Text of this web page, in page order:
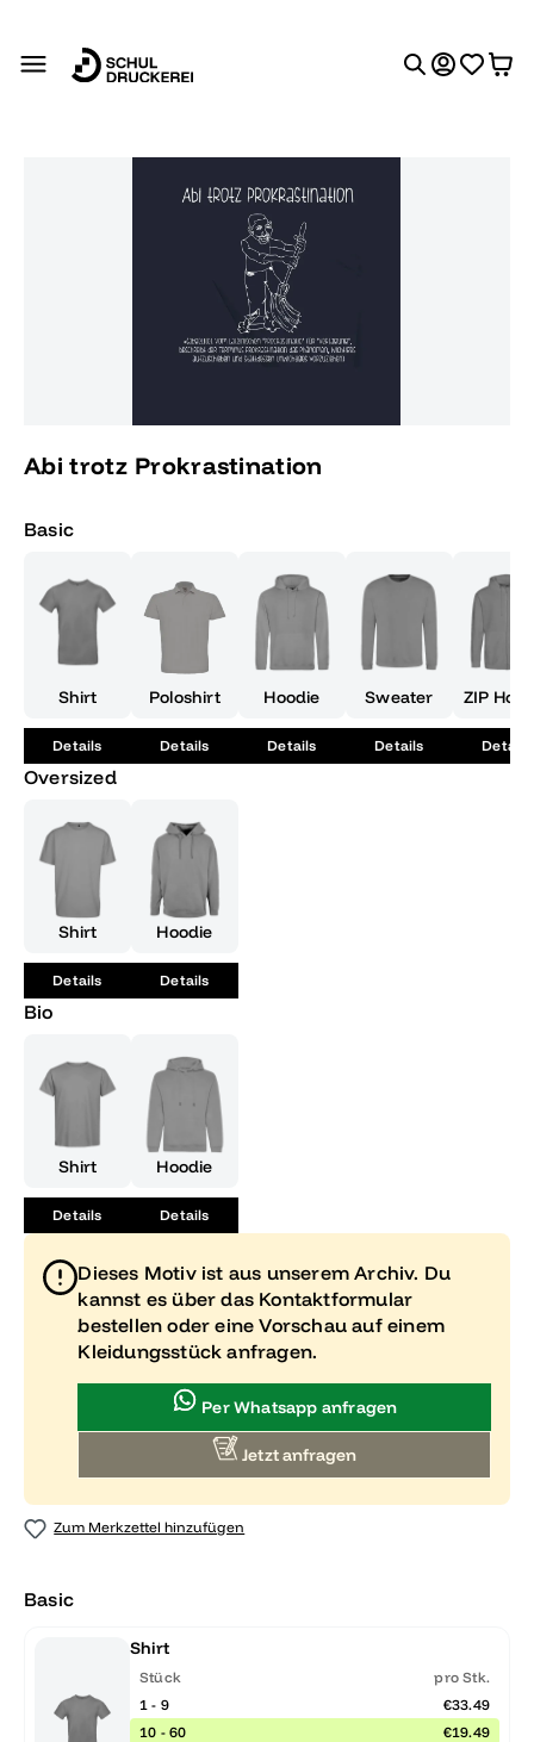
Abi trotz Prokrastination
Basic
Shirt
Details
Poloshirt
Details
Hoodie
Details
Sweater
Details
ZIP
Details
Oversized
Shirt
Details
Hoodie
Details
Bio
Shirt
Details
Hoodie
Details
Dieses Motiv ist aus unserem Archiv. Du
kannst es über das Kontaktformular
bestellen oder eine Vorschau auf einem
Kleidungsstück anfragen.
Per Whatsapp anfragen
Jetzt anfragen
Zum Merkzettel hinzufügen
Basic
Shirt
Stück
pro Stk.
1 - 9
€33.49
10 - 60
€19.49